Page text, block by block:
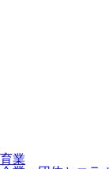
育業